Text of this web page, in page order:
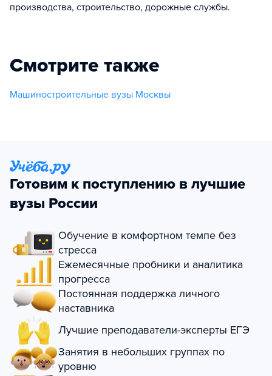
производства, строительство, дорожные службы.
Смотрите также
Машиностроительные вузы Москвы
Готовим к поступлению в лучшие
вузы России
Обучение в комфортном темпе без
стресса
Ежемесячные пробники и аналитика
прогресса
Постоянная поддержка личного
наставника
Лучшие преподаватели-эксперты ЕГЭ
Занятия в небольших группах по
уровню